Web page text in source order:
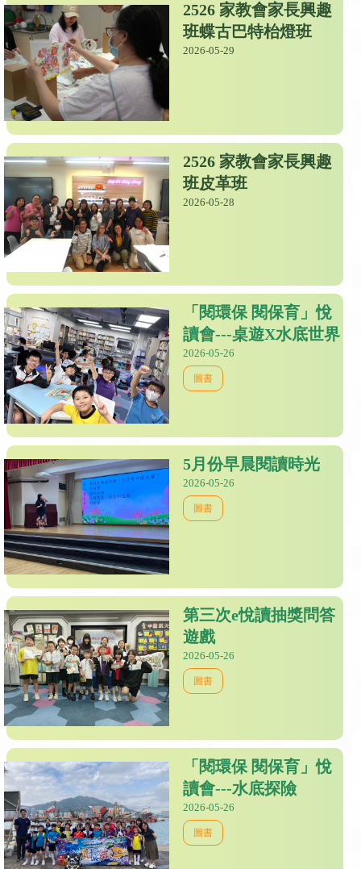
2526 家教會家長興趣
班蝶古巴特枱燈班
2026-05-29
2526 家教會家長興趣
班皮革班
2026-05-28
「閱環保 閱保育」悅
讀會---桌遊X水底世界
2026-05-26
圖書
5月份早晨閱讀時光
2026-05-26
圖書
第三次e悅讀抽獎問答
遊戲
2026-05-26
圖書
「閱環保 閱保育」悅
讀會---水底探險
2026-05-26
圖書